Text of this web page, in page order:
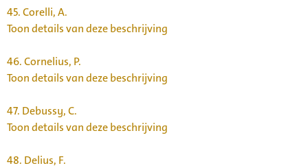
45.Corelli, A.
Toon details van deze beschrijving
46.Cornelius, P.
Toon details van deze beschrijving
47. Debussy, C.
Toon details van deze beschrijving
48. Delius, F.